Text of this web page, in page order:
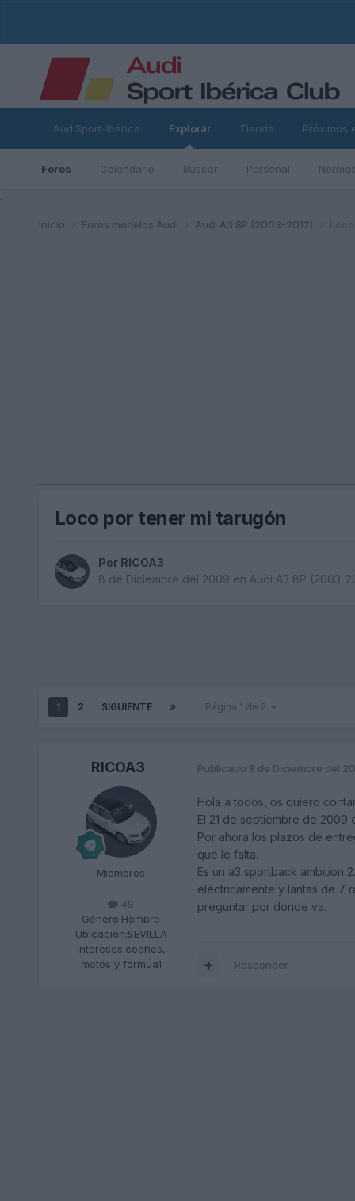
AudiSport-Ibérica Explorar
Foros Calendario Buscar Personal
Tienda Próximos
Inicio Foros modelos Audi Audi A3 8P (2003-2012)
Loco por tener mi tarugón
Por RICOA3
8 de Diciembre del 2009 en Audi A3 8P (2003-
1 2 SIGUIENTE Página 1 de 2
RICOA3
Miembros
48
Género:Hombre
Ubicación:SEVILLA
Intereses:coches,
motos y formua1
Publicado 8 de Diciembre del
Hola a todos, os quiero
El 21 de septiembre de 2009
Por ahora los plazos de
que le falta.
Es un a3 sportback ambition
eléctricamente y lantas de 7
preguntar por donde va.
Responder